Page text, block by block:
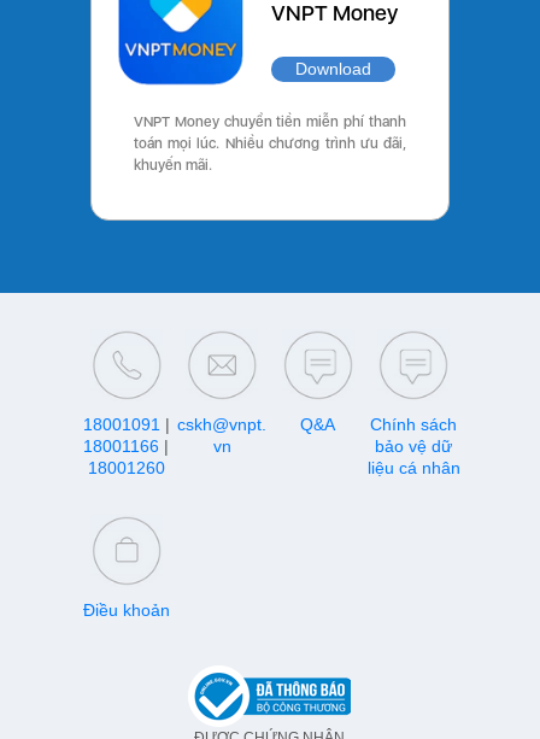
VNPT Money
Download
VNPT Money chuyển tiền miễn phí thanh
toán mọi lúc. Nhiều chương trình ưu đãi,
khuyến mãi.
18001091 |
18001166 |
18001260
cskh@vnpt.
vn
Q&A
Chính sách
bảo vệ dữ
liệu cá nhân
Điều khoản